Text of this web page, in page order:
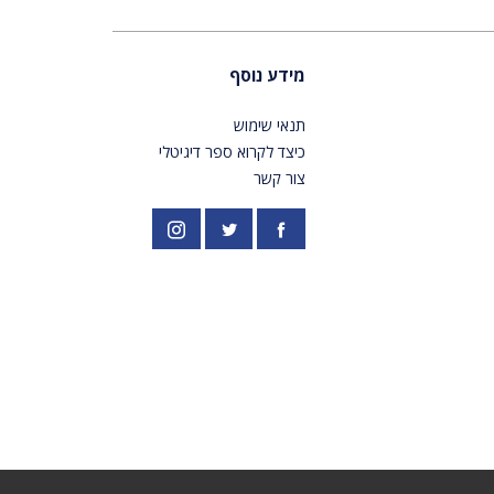
מידע נוסף
תנאי שימוש
כיצד לקרוא ספר דיגיטלי
צור קשר
פייסבוק PardesPublish
אינסטגרם